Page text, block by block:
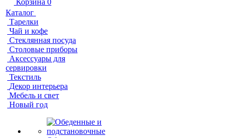
Корзина 0
Каталог
Тарелки
Чай и кофе
Стеклянная посуда
Столовые приборы
Аксессуары для
сервировки
Текстиль
Декор интерьера
Мебель и свет
Новый год